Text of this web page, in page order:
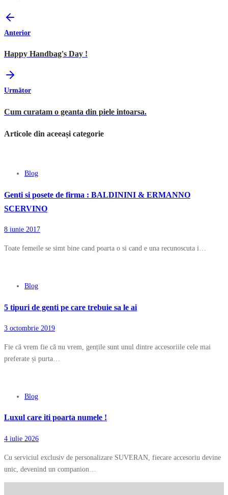
Anterior
Happy Handbag's Day !
Următor
Cum curatam o geanta din piele intoarsa.
Articole din aceeași categorie
Blog
Genti si posete de firma : BALDININI & ERMANNO
SCERVINO
8 iunie 2017
Toate femeile se simt bine cand poarta o si cand e una recunoscuta i…
Blog
5 tipuri de genti pe care trebuie sa le ai
3 octombrie 2019
Fie că vrem fie că nu vrem, gențile sunt unul dintre accesoriile cele mai
preferate și purta…
Blog
Luxul care iti poarta numele !
4 iulie 2026
Cu serviciul exclusiv de personalizare SUVERAN, fiecare accesoriu devine
unic, devenind un companion…